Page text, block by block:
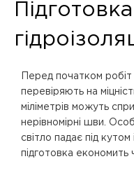
Перед початком
перевіряють на
міліметрів можуть
нерівномірні шви.
світло падає під
підготовка економить